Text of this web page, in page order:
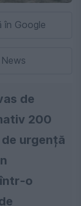
în Google
de
200
urgență
o